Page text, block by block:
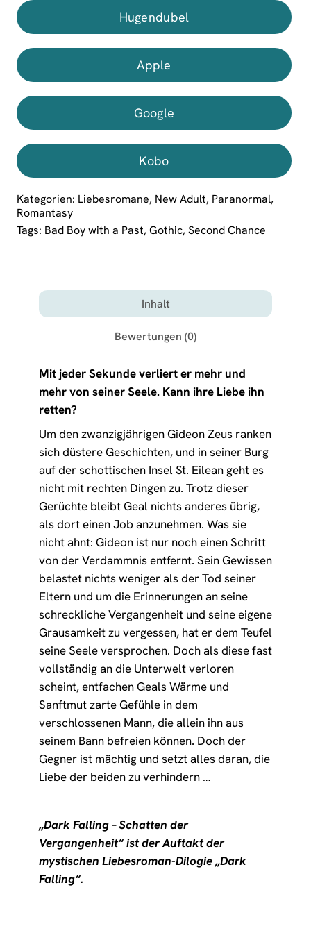
Hugendubel
Apple
Google
Kobo
Kategorien: Liebesromane, New Adult, Paranormal,
Romantasy
Tags: Bad Boy with a Past, Gothic, Second Chance
Inhalt
Bewertungen (0)
Mit jeder Sekunde verliert er mehr und
mehr von seiner Seele. Kann ihre Liebe ihn
retten?
Um den zwanzigjährigen Gideon Zeus ranken
sich düstere Geschichten, und in seiner Burg
auf der schottischen Insel St. Eilean geht es
nicht mit rechten Dingen zu. Trotz dieser
Gerüchte bleibt Geal nichts anderes übrig,
als dort einen Job anzunehmen. Was sie
nicht ahnt: Gideon ist nur noch einen Schritt
von der Verdammnis entfernt. Sein Gewissen
belastet nichts weniger als der Tod seiner
Eltern und um die Erinnerungen an seine
schreckliche Vergangenheit und seine eigene
Grausamkeit zu vergessen, hat er dem Teufel
seine Seele versprochen. Doch als diese fast
vollständig an die Unterwelt verloren
scheint, entfachen Geals Wärme und
Sanftmut zarte Gefühle in dem
verschlossenen Mann, die allein ihn aus
seinem Bann befreien können. Doch der
Gegner ist mächtig und setzt alles daran, die
Liebe der beiden zu verhindern …
„Dark Falling – Schatten der
Vergangenheit“ ist der Auftakt der
mystischen Liebesroman-Dilogie „Dark
Falling“.